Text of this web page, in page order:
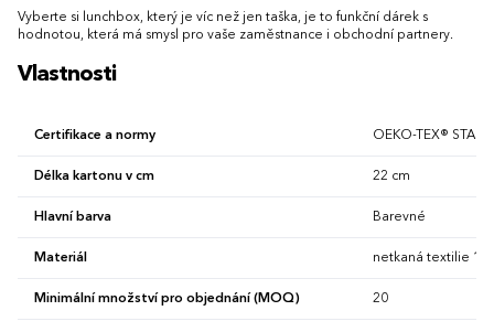
Vyberte si lunchbox, který je víc než jen taška, je to funkční dárek s
hodnotou, která má smysl pro vaše zaměstnance i obchodní partnery.
Vlastnosti
Certifikace a normy OEKO-TEX®
Délka kartonu v cm 22 cm
Hlavní barva Barevné
Materiál netkaná textilie
Minimální množství pro objednání (MOQ) 20